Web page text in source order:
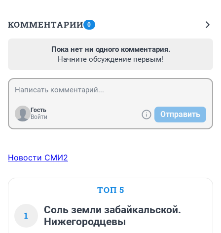
КОММЕНТАРИИ 0
Пока нет ни одного комментария.
Начните обсуждение первым!
Гость
Войти
Отправить
Новости СМИ2
ТОП 5
1
Соль земли забайкальской.
Нижегородцевы